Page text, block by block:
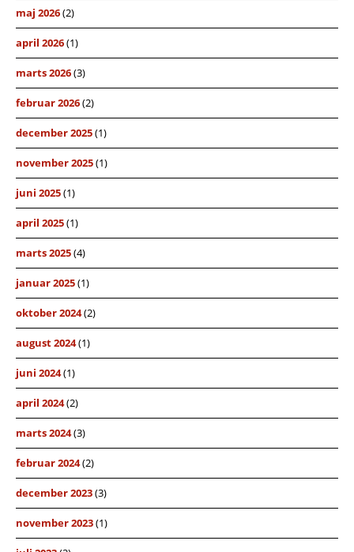
maj 2026(2)
april 2026(1)
marts 2026(3)
februar 2026(2)
december 2025(1)
november 2025(1)
juni 2025(1)
april 2025(1)
marts 2025(4)
januar 2025(1)
oktober 2024(2)
august 2024(1)
juni 2024(1)
april 2024(2)
marts 2024(3)
februar 2024(2)
december 2023(3)
november 2023(1)